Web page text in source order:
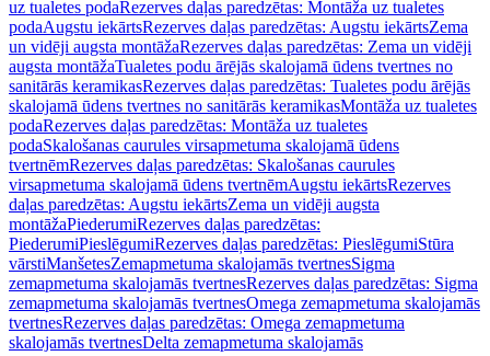
uz tualetes podaRezerves daļas paredzētas: Montāža uz tualetes
podaAugstu iekārtsRezerves daļas paredzētas: Augstu iekārtsZema
un vidēji augsta montāžaRezerves daļas paredzētas: Zema un vidēji
augsta montāžaTualetes podu ārējās skalojamā ūdens tvertnes no
sanitārās keramikasRezerves daļas paredzētas: Tualetes podu ārējās
skalojamā ūdens tvertnes no sanitārās keramikasMontāža uz tualetes
podaRezerves daļas paredzētas: Montāža uz tualetes
podaSkalošanas caurules virsapmetuma skalojamā ūdens
tvertnēmRezerves daļas paredzētas: Skalošanas caurules
virsapmetuma skalojamā ūdens tvertnēmAugstu iekārtsRezerves
daļas paredzētas: Augstu iekārtsZema un vidēji augsta
montāžaPiederumiRezerves daļas paredzētas:
PiederumiPieslēgumiRezerves daļas paredzētas: PieslēgumiStūra
vārstiManšetesZemapmetuma skalojamās tvertnesSigma
zemapmetuma skalojamās tvertnesRezerves daļas paredzētas: Sigma
zemapmetuma skalojamās tvertnesOmega zemapmetuma skalojamās
tvertnesRezerves daļas paredzētas: Omega zemapmetuma
skalojamās tvertnesDelta zemapmetuma skalojamās